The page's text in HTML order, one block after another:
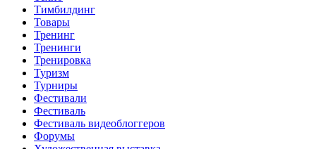
Тимбилдинг
Товары
Тренинг
Тренинги
Тренировка
Туризм
Турниры
Фестивали
Фестиваль
Фестиваль видеоблоггеров
Форумы